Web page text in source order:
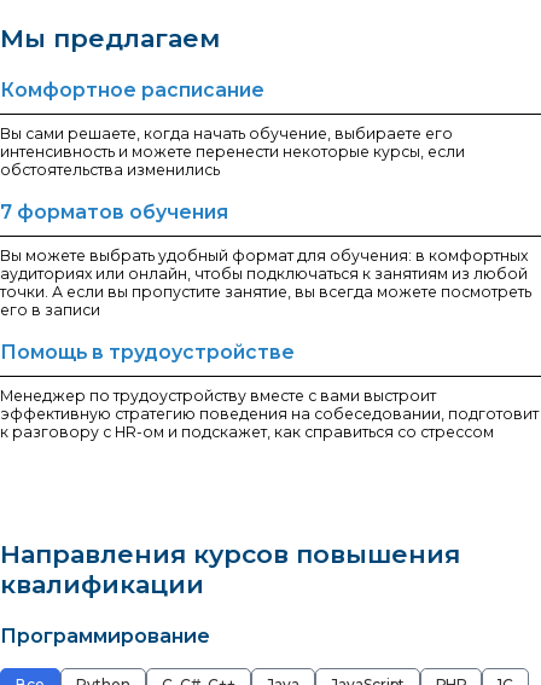
Мы предлагаем
Комфортное расписание
Вы сами решаете, когда начать обучение, выбираете его
интенсивность и можете перенести некоторые курсы, если
обстоятельства изменились
7 форматов обучения
Вы можете выбрать удобный формат для обучения: в комфортных
аудиториях или онлайн, чтобы подключаться к занятиям из любой
точки. А если вы пропустите занятие, вы всегда можете посмотреть
его в записи
Помощь в трудоустройстве
Менеджер по трудоустройству вместе с вами выстроит
эффективную стратегию поведения на собеседовании, подготовит
к разговору с HR-ом и подскажет, как справиться со стрессом
Направления курсов повышения
квалификации
Программирование